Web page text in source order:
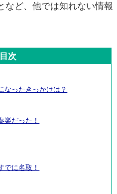
など、他では知れない情報
次
なったきっかけは？
楽だった！
でに名取！